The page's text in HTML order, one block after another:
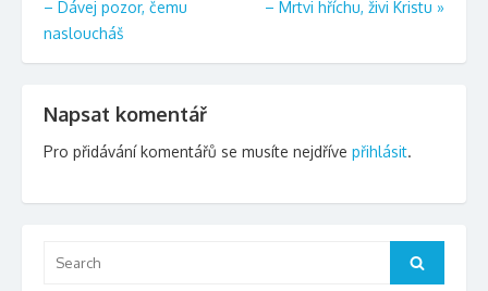
pro
příspěvek
– Dávej pozor, čemu
nasloucháš
– Mrtvi hříchu, živi Kristu »
Napsat komentář
Pro přidávání komentářů se musíte nejdříve přihlásit.
Search